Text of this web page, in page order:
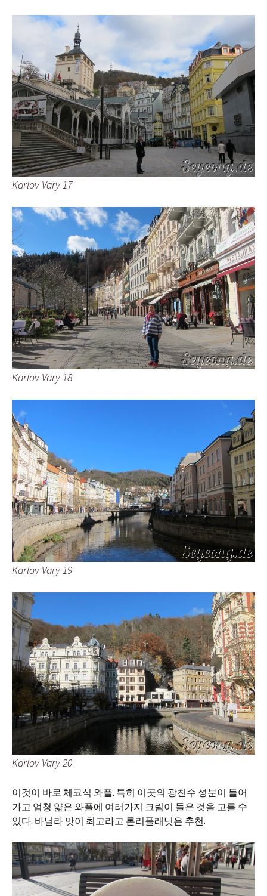
Karlov Vary 17
Karlov Vary 18
Karlov Vary 19
Karlov Vary 20
이것이 바로 체코식 와플. 특히 이곳의 광천수 성분이 들어
가고 엄청 얇은 와플에 여러가지 크림이 들은 것을 고를 수
있다. 바닐라 맛이 최고라고 론리플래닛은 추천.